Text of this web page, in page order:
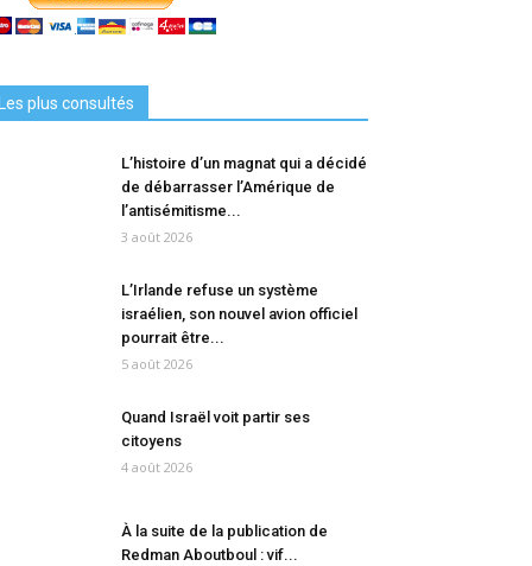
Les plus consultés
L’histoire d’un magnat qui a décidé
de débarrasser l’Amérique de
l’antisémitisme...
3 août 2026
L’Irlande refuse un système
israélien, son nouvel avion officiel
pourrait être...
5 août 2026
Quand Israël voit partir ses
citoyens
4 août 2026
À la suite de la publication de
Redman Aboutboul : vif...